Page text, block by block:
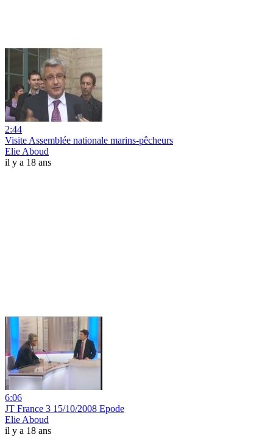
2:44
Visite Assemblée nationale marins-pêcheurs
Elie Aboud
il y a 18 ans
6:06
JT France 3 15/10/2008 Epode
Elie Aboud
il y a 18 ans